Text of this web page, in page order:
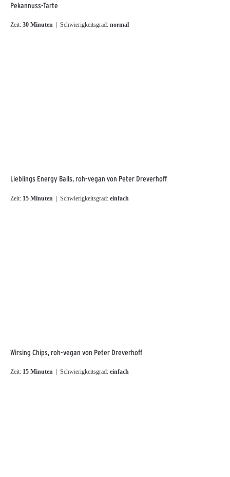
Pekannuss-Tarte
Zeit: 30 Minuten | Schwierigkeitsgrad: normal
Lieblings Energy Balls, roh-vegan von Peter Dreverhoff
Zeit: 15 Minuten | Schwierigkeitsgrad: einfach
Wirsing Chips, roh-vegan von Peter Dreverhoff
Zeit: 15 Minuten | Schwierigkeitsgrad: einfach